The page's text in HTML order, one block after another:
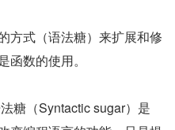
方式（语法糖）来扩展和修
数的使用。
糖（Syntactic sugar）是